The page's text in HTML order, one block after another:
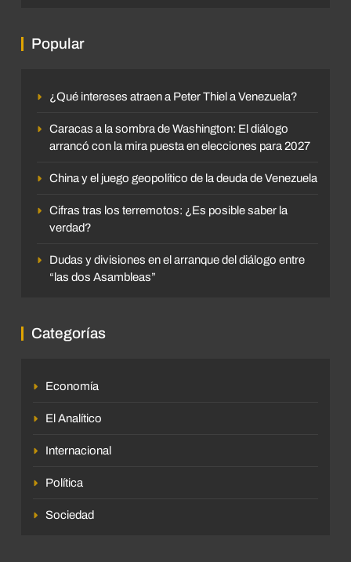
Popular
¿Qué intereses atraen a Peter Thiel a Venezuela?
Caracas a la sombra de Washington: El diálogo
arrancó con la mira puesta en elecciones para 2027
China y el juego geopolítico de la deuda de Venezuela
Cifras tras los terremotos: ¿Es posible saber la
verdad?
Dudas y divisiones en el arranque del diálogo entre
“las dos Asambleas”
Categorías
Economía
El Analítico
Internacional
Política
Sociedad